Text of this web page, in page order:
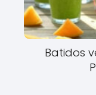
Batidos